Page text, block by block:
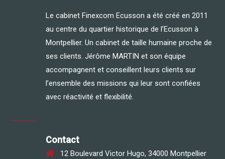
Le cabinet Finexcom Ecusson a été créé en 2011
au centre du quartier historique de l’Ecusson à
Montpellier. Un cabinet de taille humaine proche de
ses clients. Jérôme MARTIN et son équipe
accompagnent et conseillent leurs clients sur
l’ensemble des missions qui leur sont confiées
avec réactivité et flexibilité.
Contact
12 Boulevard Victor Hugo, 34000 Montpellier